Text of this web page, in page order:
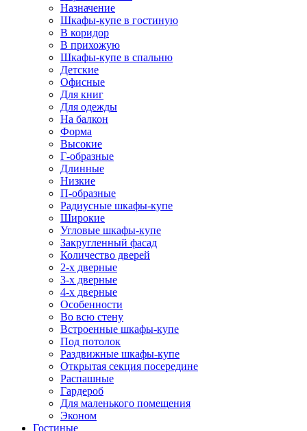
Назначение
Шкафы-купе в гостиную
В коридор
В прихожую
Шкафы-купе в спальню
Детские
Офисные
Для книг
Для одежды
На балкон
Форма
Высокие
Г-образные
Длинные
Низкие
П-образные
Радиусные шкафы-купе
Широкие
Угловые шкафы-купе
Закругленный фасад
Количество дверей
2-х дверные
3-х дверные
4-х дверные
Особенности
Во всю стену
Встроенные шкафы-купе
Под потолок
Раздвижные шкафы-купе
Открытая секция посередине
Распашные
Гардероб
Для маленького помещения
Эконом
Гостиные